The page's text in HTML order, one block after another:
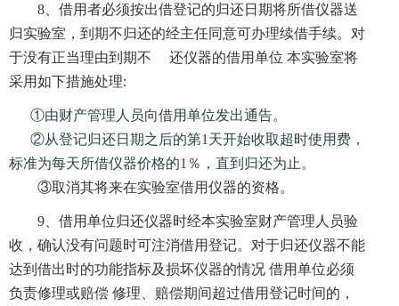
8、借用者必须按出借登记的归还日期将所借仪器送
归实验室，到期不归还的经主任同意可办理续借手续。对
于没有正当理由到期不 还仪器的借用单位 本实验室将
采用如下措施处理:
①由财产管理人员向借用单位发出通告。
②从登记归还日期之后的第1天开始收取超时使用费，
标准为每天所借仪器价格的1％，直到归还为止。
③取消其将来在实验室借用仪器的资格。
9、借用单位归还仪器时经本实验室财产管理人员验
收，确认没有问题时可注消借用登记。对于归还仪器不能
达到借出时的功能指标及损坏仪器的情况 借用单位必须
负责修理或赔偿 修理、赔偿期间超过借用登记时间的，